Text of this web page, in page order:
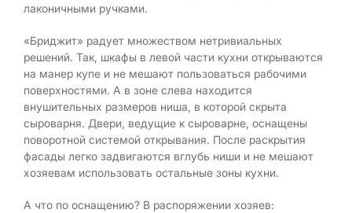
лаконичными ручками.
«Бриджит» радует множеством нетривиальных
решений. Так, шкафы в левой части кухни открываются
на манер купе и не мешают пользоваться рабочими
поверхностями. А в зоне слева находится
внушительных размеров ниша, в которой скрыта
сыроварня. Двери, ведущие к сыроварне, оснащены
поворотной системой открывания. После раскрытия
фасады легко задвигаются вглубь ниши и не мешают
хозяевам использовать остальные зоны кухни.
А что по оснащению? В распоряжении хозяев: